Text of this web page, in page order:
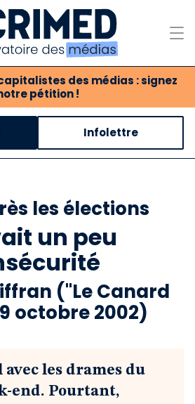
des médias : signez
pétition !
association
des médias
propositions
Notre revue
Boutique
Infolettre
les élections
un peu
("Le Canard
octobre 2002)
les drames du
end. Pourtant,